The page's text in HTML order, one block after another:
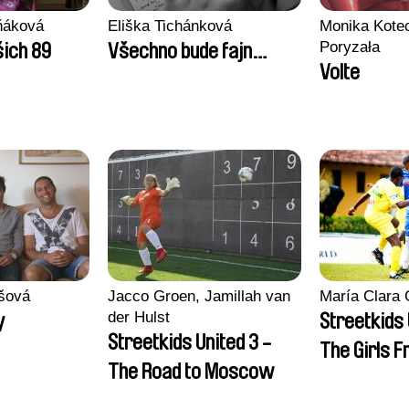
89
Eliška Tichánková
Všechno bude fajn…
Monika
Poryzała
Volte
Jacco Groen, Jamillah van
der Hulst
Streetkids United 3 -
The Road to Moscow
María Clara
Streetkids
The Girls